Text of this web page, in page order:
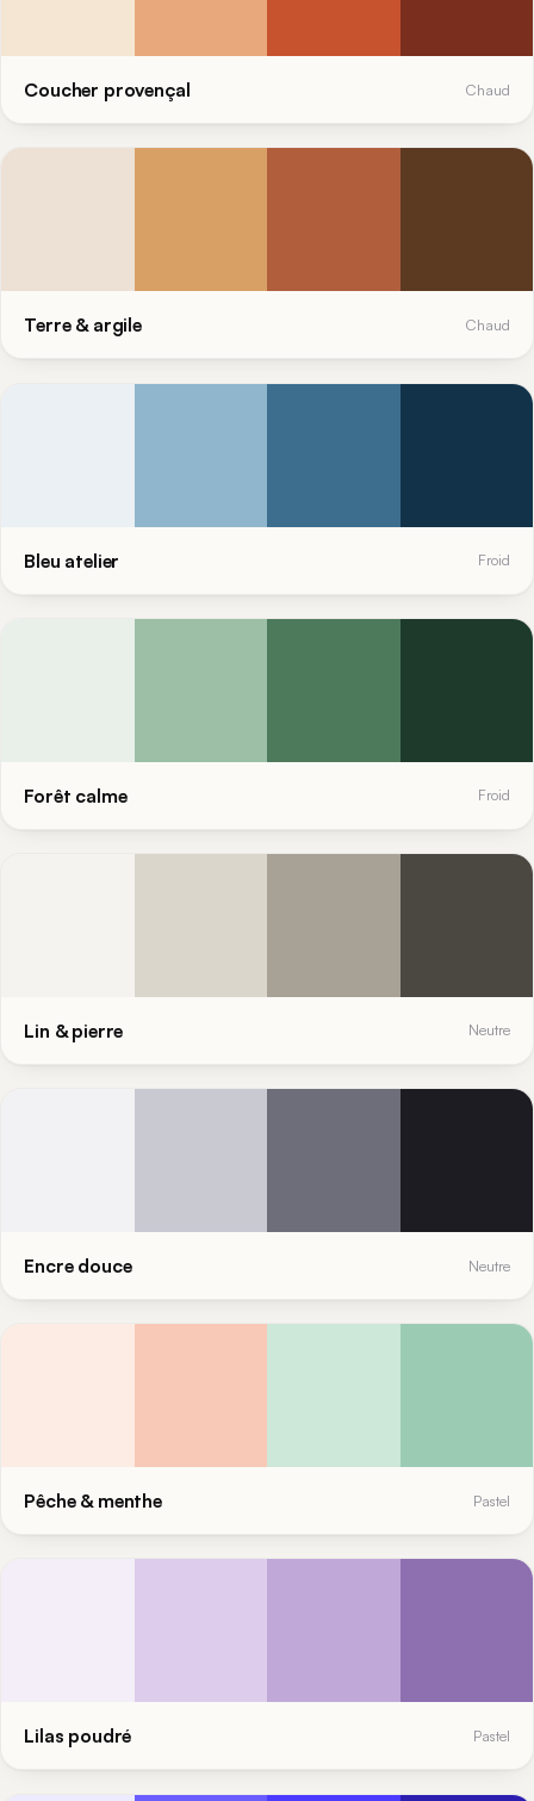
Coucher provençal Chaud
Terre & argile Chaud
Bleu atelier Froid
Forêt calme Froid
Lin & pierre Neutre
Encre douce Neutre
Pêche & menthe Pastel
Lilas poudré Pastel